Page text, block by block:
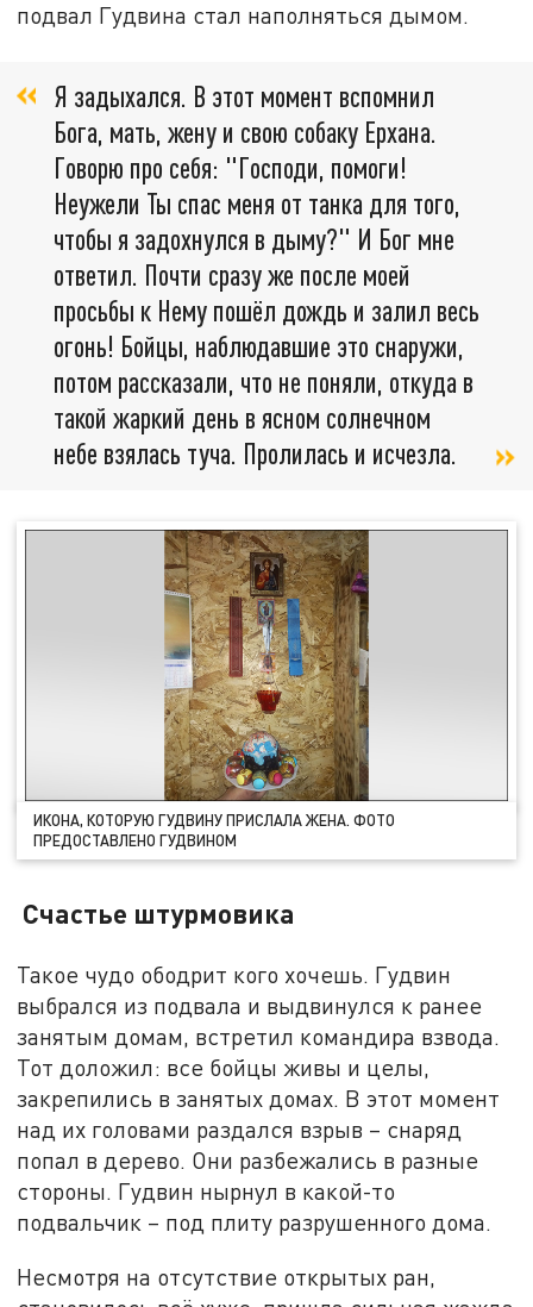
подвал Гудвина стал наполняться дымом.
Я задыхался. В этот момент вспомнил
Бога, мать, жену и свою собаку Ерхана.
Говорю про себя: "Господи, помоги!
Неужели Ты спас меня от танка для того,
чтобы я задохнулся в дыму?" И Бог мне
ответил. Почти сразу же после моей
просьбы к Нему пошёл дождь и залил весь
огонь! Бойцы, наблюдавшие это снаружи,
потом рассказали, что не поняли, откуда в
такой жаркий день в ясном солнечном
небе взялась туча. Пролилась и исчезла.
ИКОНА, КОТОРУЮ ГУДВИНУ ПРИСЛАЛА ЖЕНА. ФОТО
ПРЕДОСТАВЛЕНО ГУДВИНОМ
Счастье штурмовика
Такое чудо ободрит кого хочешь. Гудвин
выбрался из подвала и выдвинулся к ранее
занятым домам, встретил командира взвода.
Тот доложил: все бойцы живы и целы,
закрепились в занятых домах. В этот момент
над их головами раздался взрыв – снаряд
попал в дерево. Они разбежались в разные
стороны. Гудвин нырнул в какой-то
подвальчик – под плиту разрушенного дома.
Несмотря на отсутствие открытых ран,